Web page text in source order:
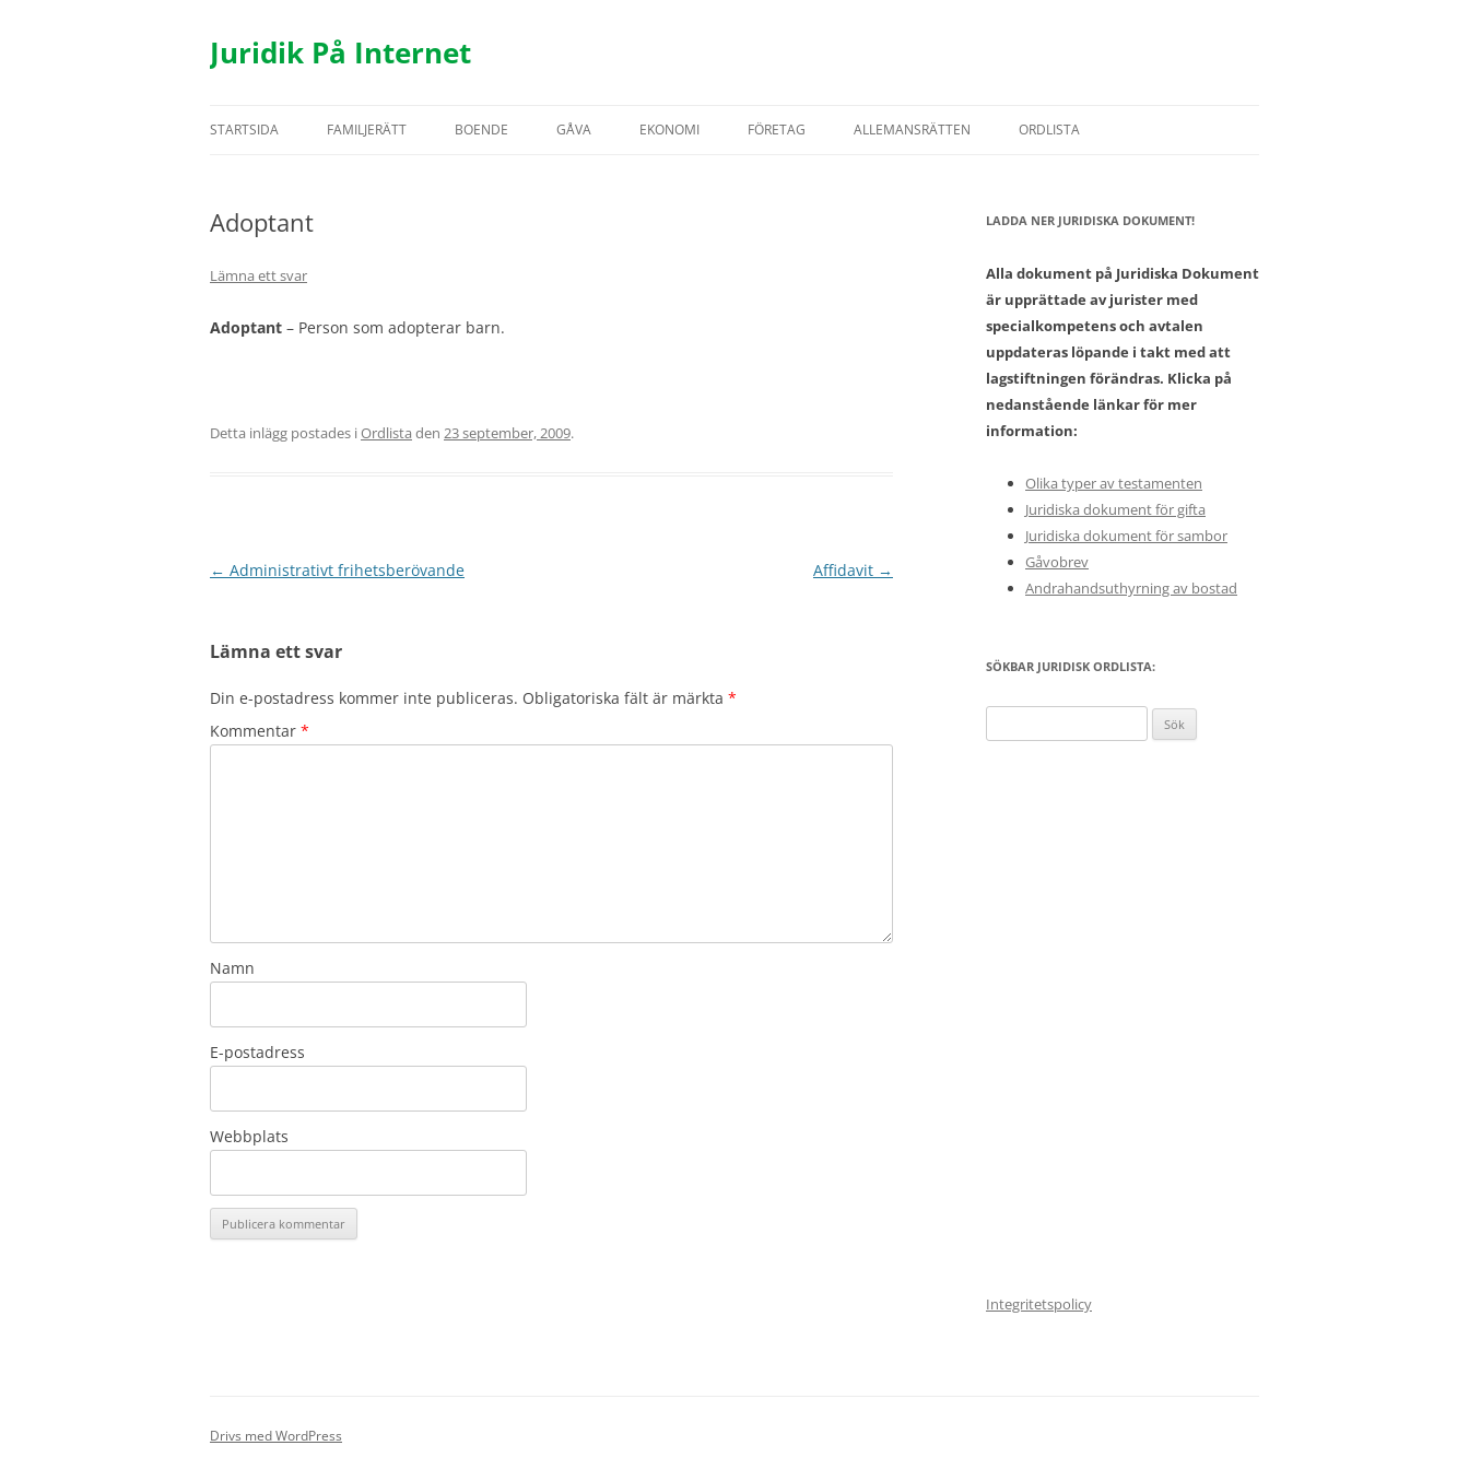
innehåll
Juridik På Internet
STARTSIDA FAMILJERÄTT BOENDE GÅVA EKONOMI
SKATT PRIVATPERSONER
FÖRETAG ALLEMANSRÄTTEN ORDLISTA
Adoptant
Lämna ett svar
Adoptant – Person som adopterar barn.
Detta inlägg postades iOrdlista den 23 september, 2009.
Inläggsnavigering
← Administrativt frihetsberövande Affidavit →
Lämna ett svar
Din e-postadress kommer inte publiceras. Obligatoriska fält är märkta *
Kommentar *
Namn
E-postadress
Webbplats
LADDA NER JURIDISKA DOKUMENT!
Alla dokument på Juridiska Dokument
är upprättade av jurister med
specialkompetens och avtalen
uppdateras löpande i takt med att
lagstiftningen förändras. Klicka på
nedanstående länkar för mer
information:
Olika typer av testamenten
Juridiska dokument för gifta
Juridiska dokument för sambor
Gåvobrev
Andrahandsuthyrning av bostad
SÖKBAR JURIDISK ORDLISTA:
efter:
Integritetspolicy
Drivs med WordPress